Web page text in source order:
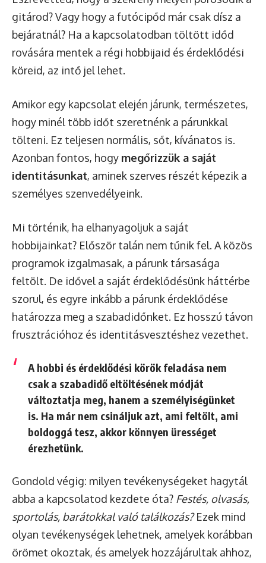
gitárod? Vagy hogy a futócipőd már csak dísz a
bejáratnál? Ha a kapcsolatodban töltött időd
rovására mentek a régi hobbijaid és érdeklődési
köreid, az intő jel lehet.
Amikor egy kapcsolat elején járunk, természetes,
hogy minél több időt szeretnénk a párunkkal
tölteni. Ez teljesen normális, sőt, kívánatos is.
Azonban fontos, hogy megőrizzük a saját
identitásunkat, aminek szerves részét képezik a
személyes szenvedélyeink.
Mi történik, ha elhanyagoljuk a saját
hobbijainkat? Először talán nem tűnik fel. A közös
programok izgalmasak, a párunk társasága
feltölt. De idővel a saját érdeklődésünk háttérbe
szorul, és egyre inkább a párunk érdeklődése
határozza meg a szabadidőnket. Ez hosszú távon
frusztrációhoz és identitásvesztéshez vezethet.
A hobbi és érdeklődési körök feladása nem
csak a szabadidő eltöltésének módját
változtatja meg, hanem a személyiségünket
is. Ha már nem csináljuk azt, ami feltölt, ami
boldoggá tesz, akkor könnyen ürességet
érezhetünk.
Gondold végig: milyen tevékenységeket hagytál
abba a kapcsolatod kezdete óta? Festés, olvasás,
sportolás, barátokkal való találkozás?Ezek mind
olyan tevékenységek lehetnek, amelyek korábban
örömet okoztak, és amelyek hozzájárultak ahhoz,